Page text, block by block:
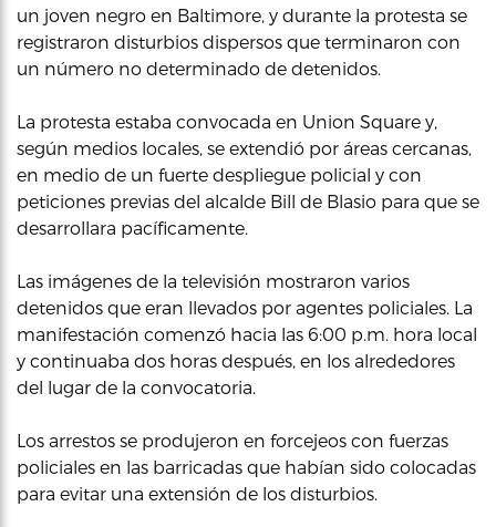
un joven negro en Baltimore, y durante la protesta se
registraron disturbios dispersos que terminaron con
un número no determinado de detenidos.
La protesta estaba convocada en Union Square y,
según medios locales, se extendió por áreas cercanas,
en medio de un fuerte despliegue policial y con
peticiones previas del alcalde Bill de Blasio para que se
desarrollara pacíficamente.
Las imágenes de la televisión mostraron varios
detenidos que eran llevados por agentes policiales. La
manifestación comenzó hacia las 6:00 p.m. hora local
y continuaba dos horas después, en los alrededores
del lugar de la convocatoria.
Los arrestos se produjeron en forcejeos con fuerzas
policiales en las barricadas que habían sido colocadas
para evitar una extensión de los disturbios.